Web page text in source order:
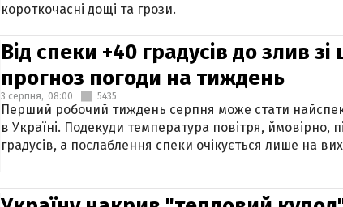
короткочасні дощі та грози.
Від спеки +40 градусів до злив
прогноз погоди на тиждень
3 серпня, 08:00 5435
Перший робочий тиждень серпня може стати
в Україні. Подекуди температура повітря, ймовірно,
градусів, а послаблення спеки очікується лише на